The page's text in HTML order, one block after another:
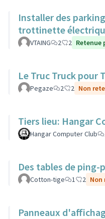
Installer des
trottinette
VTAING 2 2 Retenue
Le Truc Truck pour
Pegaze 2 2 Non
Tiers lieu: Hangar
Hangar Computer Club
Des tables de ping-
Cotton-tige 1 2 Non
Panneaux